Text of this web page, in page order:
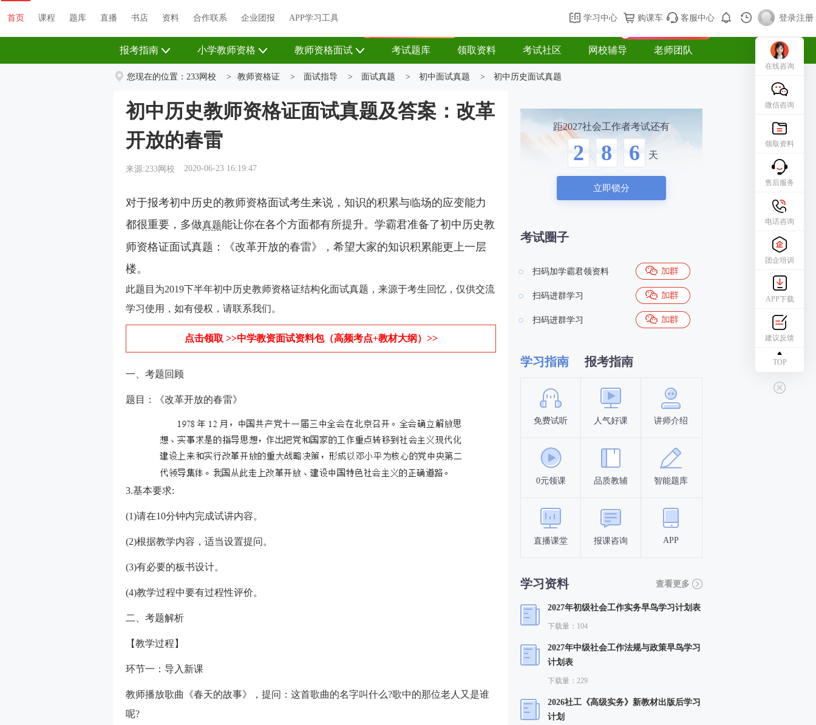
首页 课程 题库 直播 书店 资料 关于我们 帮助中心 购课车 登录/注册
首页 课程 题库 直播 书店 资料 合作联系 企业团报 APP学习工具 学习中心 购课车 客服中心 登录|注册
报考指南 小学教师资格 教师资格面试 考试题库 领取资料 考试社区 网校辅导 老师团队
您现在的位置： 233网校 > 教师资格证 > 面试指导 > 面试真题 > 初中面试真题 > 初中历史面试真题
初中历史教师资格证面试真题及答案：改革
开放的春雷
来源:233网校 2020-06-23 16:19:47
对于报考初中历史的教师资格面试考生来说，知识的积累与临场的应变能力
都很重要，多做真题能让你在各个方面都有所提升。学霸君准备了初中历史教
师资格证面试真题：《改革开放的春雷》，希望大家的知识积累能更上一层
楼。
此题目为2019下半年初中历史教师资格证结构化面试真题，来源于考生回忆，仅供交流
学习使用，如有侵权，请联系我们。
点击领取 >>中学教资面试资料包（高频考点+教材大纲）>>
一、考题回顾
题目：《改革开放的春雷》
3.基本要求:
(1)请在10分钟内完成试讲内容。
(2)根据教学内容，适当设置提问。
(3)有必要的板书设计。
(4)教学过程中要有过程性评价。
二、考题解析
【教学过程】
环节一：导入新课
教师播放歌曲《春天的故事》，提问：这首歌曲的名字叫什么?歌中的那位老人又是谁
呢?
距2027社会工作者考试还有
2 8 6 天
立即锁分
考试圈子
扫码加学霸君领资料
扫码进群学习
扫码进群学习
学习指南 报考指南
免费试听 人气好课 讲师介绍
0元领课 品质教辅 智能题库
直播课堂 报课咨询 APP
学习资料 查看更多
2027年初级社会工作实务早鸟学习计划表
下载量：104
2027年中级社会工作法规与政策早鸟学习
计划表
下载量：229
2026社工《高级实务》新教材出版后学习
计划
在线咨询
微信咨询
领取资料
售后服务
电话咨询
团企培训
APP下载
建议反馈
TOP